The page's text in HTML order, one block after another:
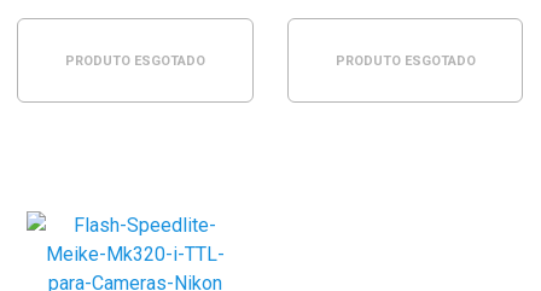
PRODUTO ESGOTADO PRODUTO ESGOTADO